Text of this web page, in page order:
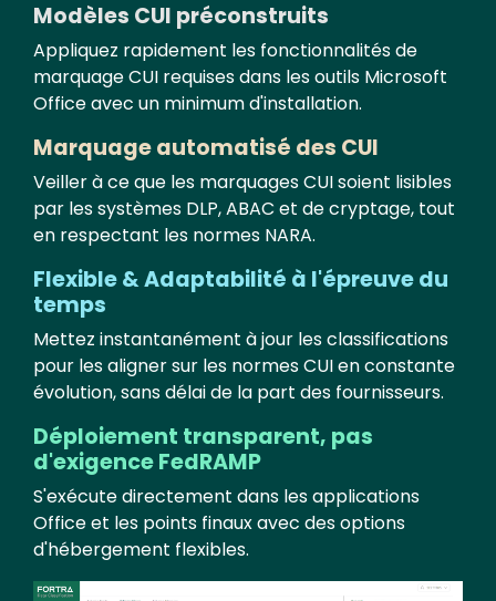
Modèles CUI préconstruits
Appliquez rapidement les fonctionnalités de
marquage CUI requises dans les outils Microsoft
Office avec un minimum d'installation.
Marquage automatisé des CUI
Veiller à ce que les marquages CUI soient lisibles
par les systèmes DLP, ABAC et de cryptage, tout
en respectant les normes NARA.
Flexible & Adaptabilité à l'épreuve du
temps
Mettez instantanément à jour les classifications
pour les aligner sur les normes CUI en constante
évolution, sans délai de la part des fournisseurs.
Déploiement transparent, pas
d'exigence FedRAMP
S'exécute directement dans les applications
Office et les points finaux avec des options
d'hébergement flexibles.
Image